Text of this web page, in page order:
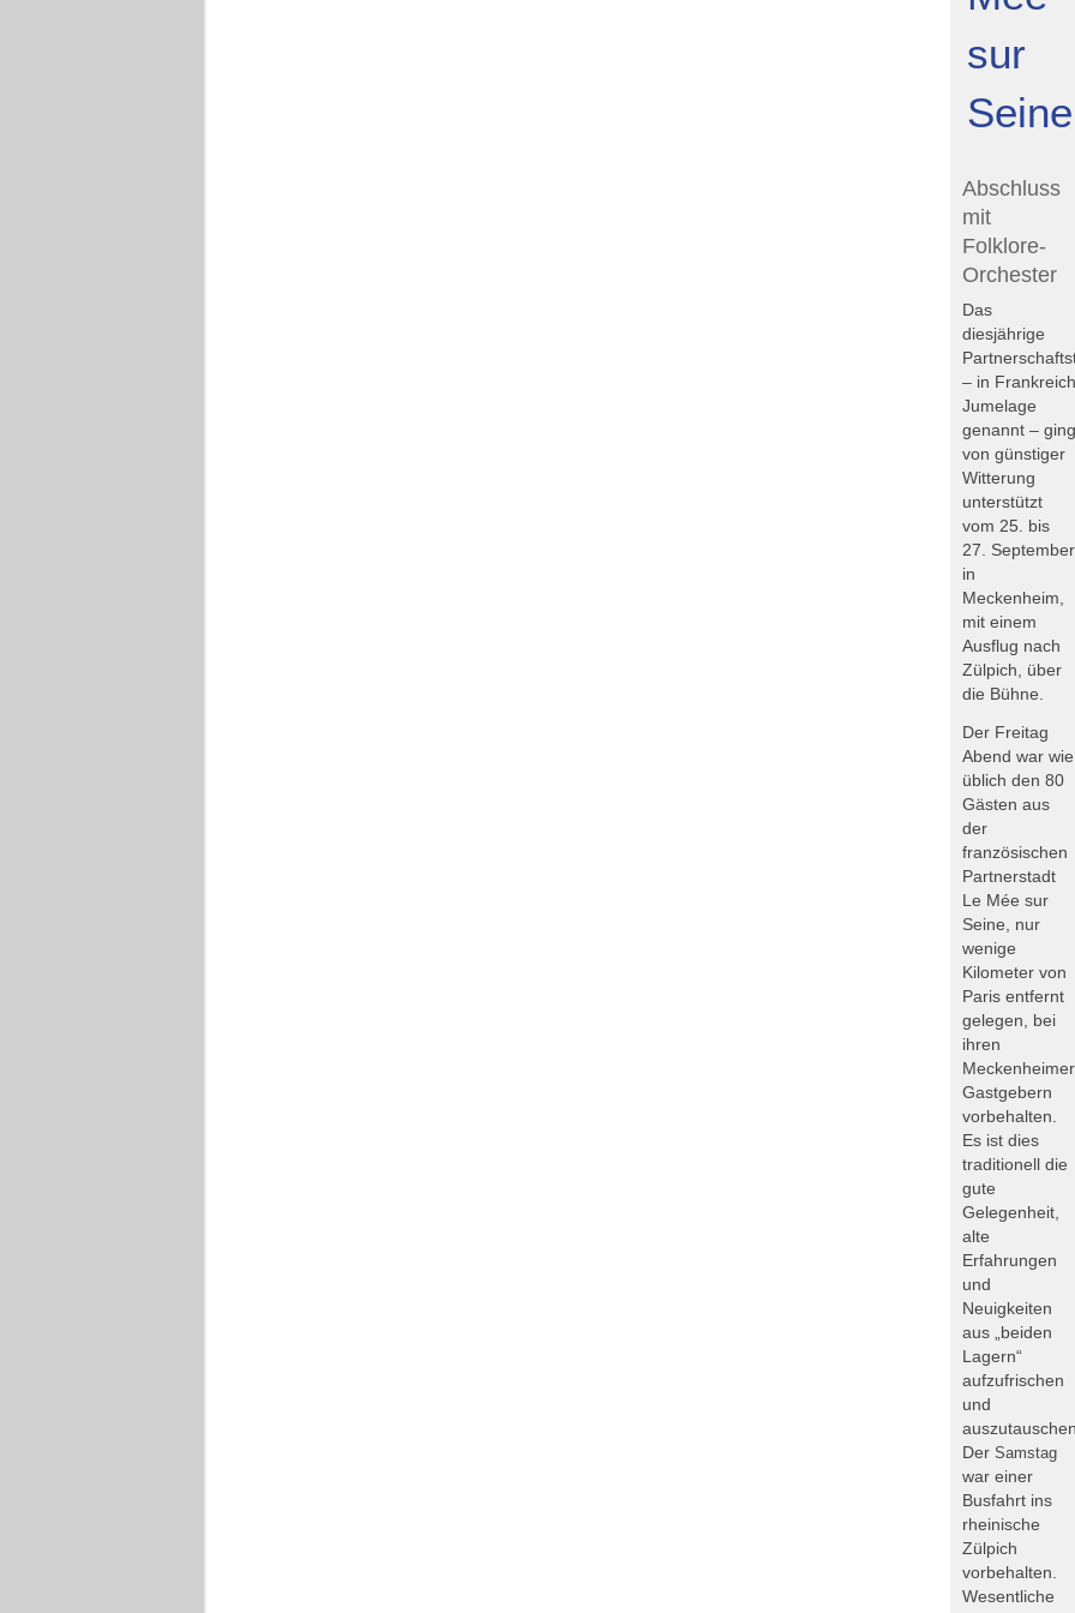
sur
Seine
Abschluss
mit
Folklore-
Orchester
Das
diesjährige
– in Frankreich
Jumelage
genannt – ging
von günstiger
Witterung
unterstützt
vom 25. bis
27. September
in
Meckenheim,
mit einem
Ausflug nach
Zülpich, über
die Bühne.
Der Freitag
Abend war wie
üblich den 80
Gästen aus
der
französischen
Partnerstadt
Le Mée sur
Seine, nur
wenige
Kilometer von
Paris entfernt
gelegen, bei
ihren
Meckenheimer
Gastgebern
vorbehalten.
Es ist dies
traditionell die
gute
Gelegenheit,
alte
Erfahrungen
und
Neuigkeiten
aus „beiden
Lagern“
aufzufrischen
und
Der Samstag
war einer
Busfahrt ins
rheinische
Zülpich
vorbehalten.
Wesentliche